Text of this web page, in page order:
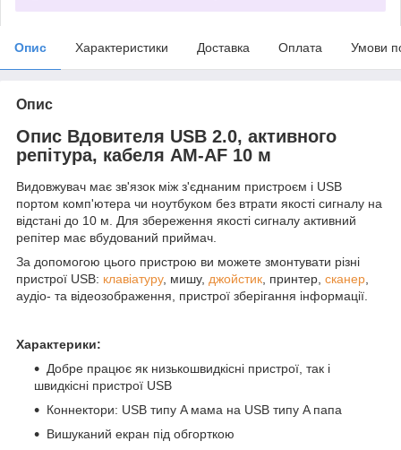
Опис Характеристики Доставка Оплата Умови
Опис
Опис Вдовителя USB 2.0, активного
репітура, кабеля AM-AF 10 м
Видовжувач має зв'язок між з'єднаним пристроєм і USB
портом комп'ютера чи ноутбуком без втрати якості сигналу на
відстані до 10 м. Для збереження якості сигналу активний
репітер має вбудований приймач.
За допомогою цього пристрою ви можете змонтувати різні
пристрої USB: клавіатуру, мишу, джойстик, принтер, сканер,
аудіо- та відеозображення, пристрої зберігання інформації.
Характерики:
Добре працює як низькошвидкісні пристрої, так і
швидкісні пристрої USB
Коннектори: USB типу A мама на USB типу A папа
Вишуканий екран під обгорткою